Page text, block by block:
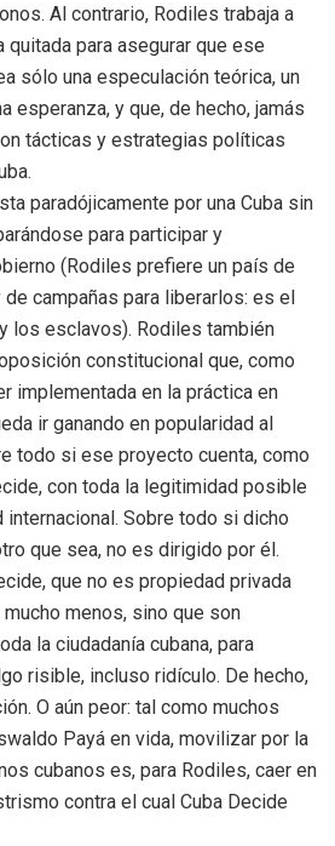
Al contrario, Rodiles trabaja a
quitada para asegurar que ese
sólo una especulación teórica, un
esperanza, y que, de hecho, jamás
tácticas y estrategias políticas
paradójicamente por una Cuba sin
para participar y
(Rodiles prefiere un país de
campañas para liberarlos: es el
los esclavos). Rodiles también
constitucional que, como
implementada en la práctica en
ir ganando en popularidad al
todo si ese proyecto cuenta, como
con toda la legitimidad posible
internacional. Sobre todo si dicho
que sea, no es dirigido por él.
que no es propiedad privada
menos, sino que son
la ciudadanía cubana, para
risible, incluso ridículo. De hecho,
O aún peor: tal como muchos
Payá en vida, movilizar por la
cubanos es, para Rodiles, caer en
contra el cual Cuba Decide